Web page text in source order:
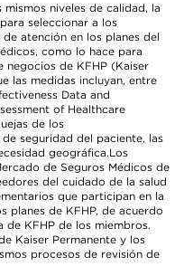
niveles de calidad, la
seleccionar a los
atención en los planes del
como lo hace para
de KFHP (Kaiser
las medidas incluyan, entre
Data and
of Healthcare
de los
seguridad del paciente, las
geográfica.Los
de Seguros Médicos de
del cuidado de la salud
que participan en la
planes de KFHP, de acuerdo
KFHP de los miembros.
Kaiser Permanente y los
procesos de revisión de